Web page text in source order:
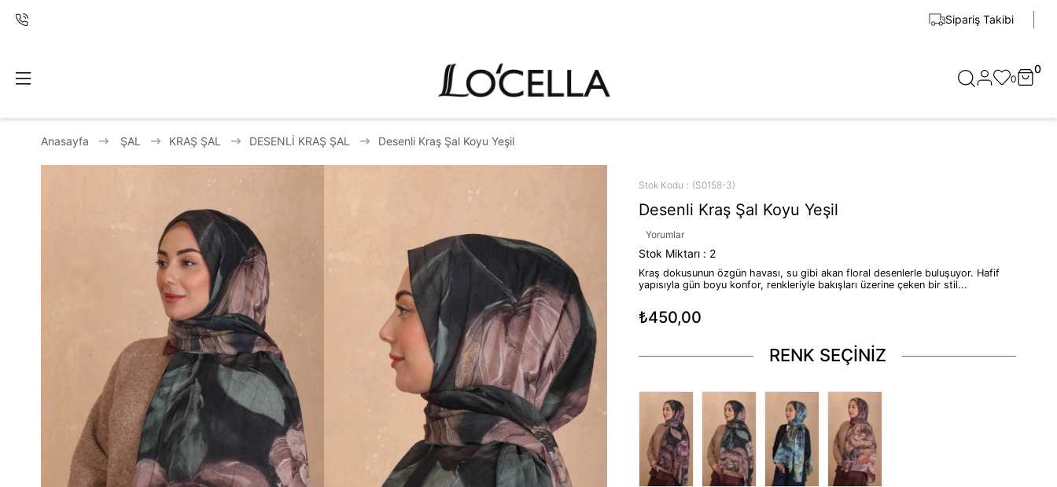
Sipariş Takibi
0
0
Anasayfa ŞAL KRAŞ ŞAL DESENLİ KRAŞ ŞAL Desenli Kraş Şal Koyu Yeşil
Stok Kodu (S0158-3)
Desenli Kraş Şal Koyu Yeşil
Yorumlar
Stok Miktarı : 2
Kraş dokusunun özgün havası, su gibi akan floral desenlerle buluşuyor. Hafif
yapısıyla gün boyu konfor, renkleriyle bakışları üzerine çeken bir stil...
₺450,00
RENK SEÇİNİZ